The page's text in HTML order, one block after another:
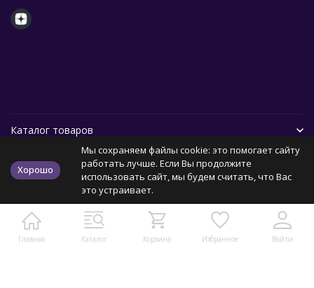
Главная Каталог Корзина Избранное Войти
Каталог товаров
Помощь
Политика персональных данных Карта сайта
Хорошо
Мы сохраняем файлы cookie: это помогает сайту
работать лучше. Если Вы продолжите
использовать сайт, мы будем считать, что Вас
это устраивает.